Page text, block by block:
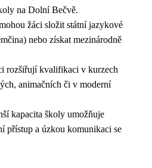
na Dolní Bečvě.
žáci složit státní jazykové
nebo získat mezinárodně
rozšiřují kvalifikaci v kurzech
animačních či v moderní
kapacita školy umožňuje
přístup a úzkou komunikaci se